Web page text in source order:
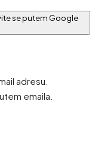
se putem Google
adresu.
emaila.